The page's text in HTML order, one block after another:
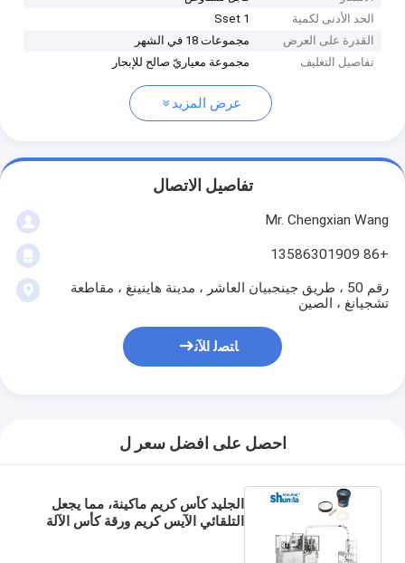
الحد الأدنى لكمية
1 Sset
القدرة على العرض
مجموعات 18 في الشهر
تفاصيل التغليف
مجموعة معياريّ صالح للإبحار
عرض المزيد
تفاصيل الاتصال
Mr. Chengxian Wang
+86 13586301909
رقم 50 ، طريق جينجبيان العاشر ، مدينة هاينينغ ، مقاطعة
تشجيانغ ، الصين
ﺎﺘﺼﻟ ﺍﻶﻧ
احصل على افضل سعر ل
الجليد كأس كريم ماكينة، مما يجعل
التلقائي الآيس كريم ورقة كأس الآلة